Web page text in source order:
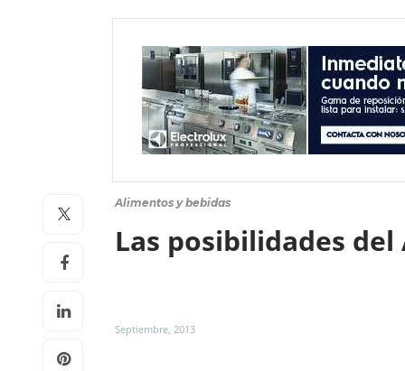
Alimentos y bebidas
Las posibilidades
Septiembre, 2013